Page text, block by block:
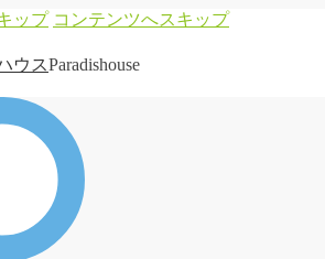
ップ コンテンツへスキップ
ウ スParadishouse